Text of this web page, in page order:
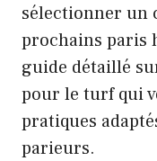
sélectionner un
prochains paris
guide détaillé
pour le turfqui
pratiques
parieurs.